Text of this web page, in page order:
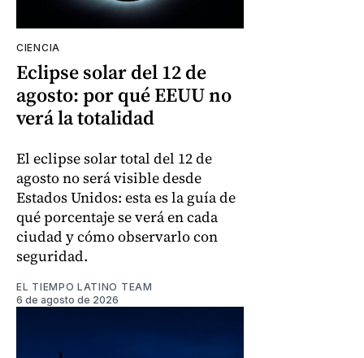
CIENCIA
Eclipse solar del 12 de
agosto: por qué EEUU no
verá la totalidad
El eclipse solar total del 12 de
agosto no será visible desde
Estados Unidos: esta es la guía de
qué porcentaje se verá en cada
ciudad y cómo observarlo con
seguridad.
EL TIEMPO LATINO TEAM
6 de agosto de 2026